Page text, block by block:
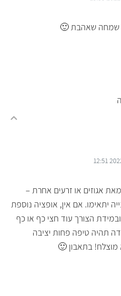
שמחה שאהבת 🙂
אגוזים או זרעים אחרת –
יתאימו. אם אין, אופציה נוספת
הצורך עוד חצי כף או כף
תהיה טיפה פחות יציבה
בתאבון 🙂